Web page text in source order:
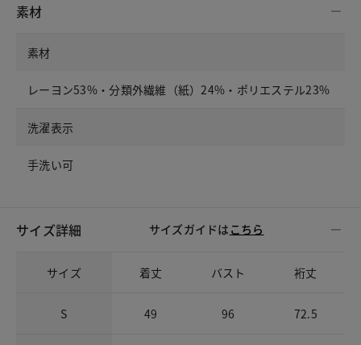
素材
素材
レーヨン53%・分類外繊維（紙）24%・ポリエステル23%
洗濯表示
手洗い可
サイズ詳細 サイズガイドは こちら
サイズ 着丈 バスト 裄丈
S 49 96 72.5